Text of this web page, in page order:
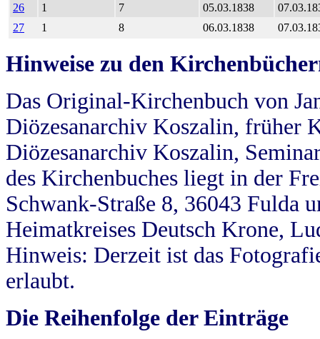
26
1 7 05.03.1838
27
1 8 06.03.1838
Hinweise zu den
Das Original-Kirchenbuch von
Diözesanarchiv Koszalin, früher
Diözesanarchiv Koszalin,
des Kirchenbuches liegt in der
Schwank-Straße 8, 36043 Fulda
Heimatkreises Deutsch Krone,
Hinweis: Derzeit ist das
erlaubt.
Die Reihenfolge der Einträge